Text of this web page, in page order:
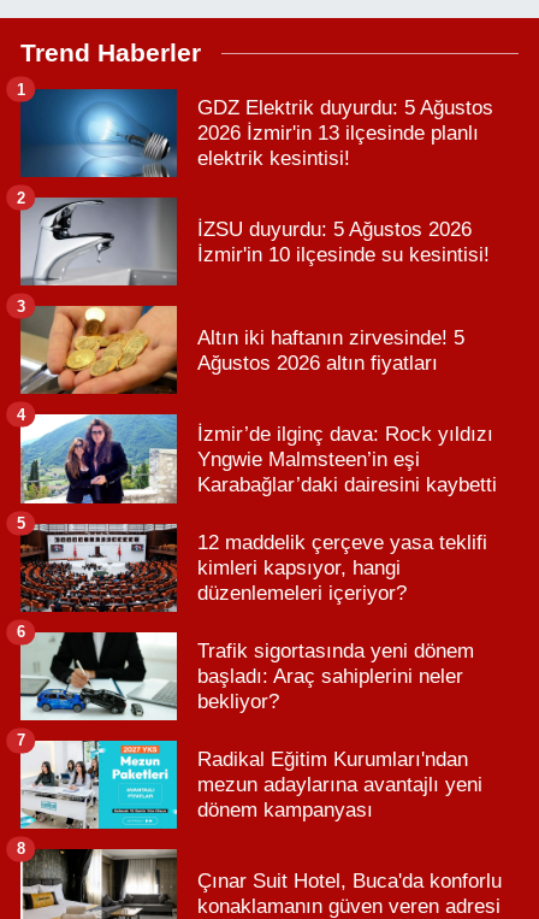
Trend Haberler
GDZ Elektrik duyurdu: 5 Ağustos
2026 İzmir'in 13 ilçesinde planlı
elektrik kesintisi!
1
İZSU duyurdu: 5 Ağustos 2026
İzmir'in 10 ilçesinde su kesintisi!
2
Altın iki haftanın zirvesinde! 5
Ağustos 2026 altın fiyatları
3
İzmir’de ilginç dava: Rock yıldızı
Yngwie Malmsteen’in eşi
Karabağlar’daki dairesini kaybetti
4
12 maddelik çerçeve yasa teklifi
kimleri kapsıyor, hangi
düzenlemeleri içeriyor?
5
Trafik sigortasında yeni dönem
başladı: Araç sahiplerini neler
bekliyor?
6
Radikal Eğitim Kurumları'ndan
mezun adaylarına avantajlı yeni
dönem kampanyası
7
Çınar Suit Hotel, Buca'da konforlu
konaklamanın güven veren adresi
8